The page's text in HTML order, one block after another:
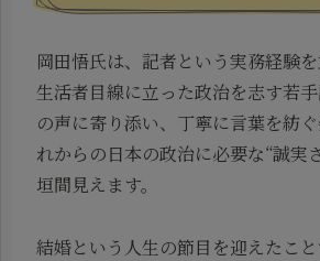
岡田悟氏は、記者という実務経験を
生活者目線に立った政治を志す若
の声に寄り添い、丁寧に言葉を紡
れからの日本の政治に必要な“誠実
垣間見えます。
結婚という人生の節目を迎えたこ